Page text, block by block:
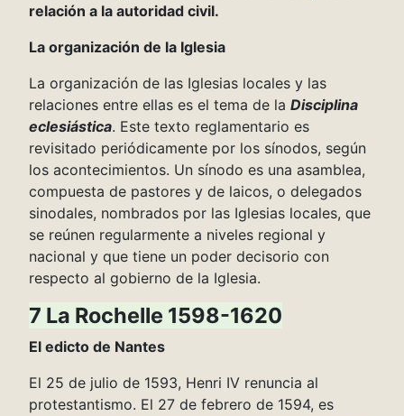
relación a la autoridad civil.
La organización de la Iglesia
La organización de las Iglesias locales y las
relaciones entre ellas es el tema de la Disciplina
eclesiástica. Este texto reglamentario es
revisitado periódicamente por los sínodos, según
los acontecimientos. Un sínodo es una asamblea,
compuesta de pastores y de laicos, o delegados
sinodales, nombrados por las Iglesias locales, que
se reúnen regularmente a niveles regional y
nacional y que tiene un poder decisorio con
respecto al gobierno de la Iglesia.
7 La Rochelle 1598-1620
El edicto de Nantes
El 25 de julio de 1593, Henri IV renuncia al
protestantismo. El 27 de febrero de 1594, es